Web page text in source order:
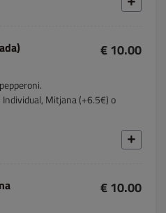
€ 10.00
Individual, Mitjana (+6.5€) o
€ 10.00